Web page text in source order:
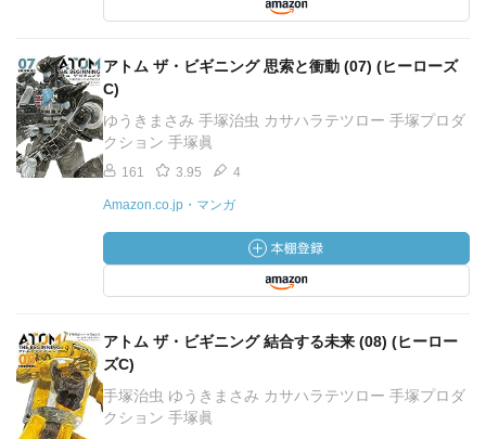
アトム ザ・ビギニング 思索と衝動 (07) (ヒーローズ
C)
ゆうきまさみ 手塚治虫 カサハラテツロー 手塚プロダ
クション 手塚眞
161 3.95 4
Amazon.co.jp・マンガ
アトム ザ・ビギニング 結合する未来 (08) (ヒーロー
ズC)
手塚治虫 ゆうきまさみ カサハラテツロー 手塚プロダ
クション 手塚眞